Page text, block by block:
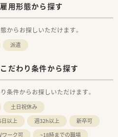
用形態から探す
からお探しいただけます。
派遣
だわり条件から探す
条件からお探しいただけます。
土日祝休み
以上 週32h以上
新卒可
ワーク可
~18時までの職場